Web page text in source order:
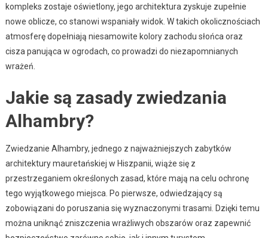
kompleks zostaje oświetlony, jego architektura zyskuje zupełnie
nowe oblicze, co stanowi wspaniały widok. W takich okolicznościach
atmosferę dopełniają niesamowite kolory zachodu słońca oraz
cisza panująca w ogrodach, co prowadzi do niezapomnianych
wrażeń.
Jakie są zasady zwiedzania
Alhambry?
Zwiedzanie Alhambry, jednego z najważniejszych zabytków
architektury mauretańskiej w Hiszpanii, wiąże się z
przestrzeganiem określonych zasad, które mają na celu ochronę
tego wyjątkowego miejsca. Po pierwsze, odwiedzający są
zobowiązani do poruszania się wyznaczonymi trasami. Dzięki temu
można uniknąć zniszczenia wrażliwych obszarów oraz zapewnić